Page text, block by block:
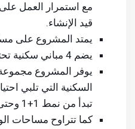
مع استمرار العمل
قيد الإنشاء.
يمتد المشروع على مساحة 16,000
يضم 4 مباني سكنية تحتوي على 253 شقة.
يوفر المشروع
السكنية التي تلبي
تبدأ من نمط 1+1 وحتى 1+4.